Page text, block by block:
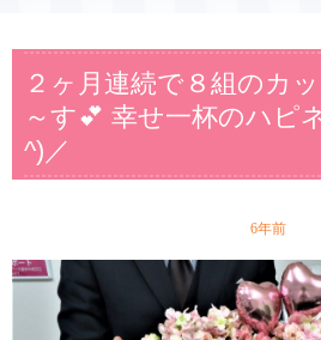
２ヶ月連続で８組のカ
～す💕 幸せ一杯のハピ
^)／
6年前